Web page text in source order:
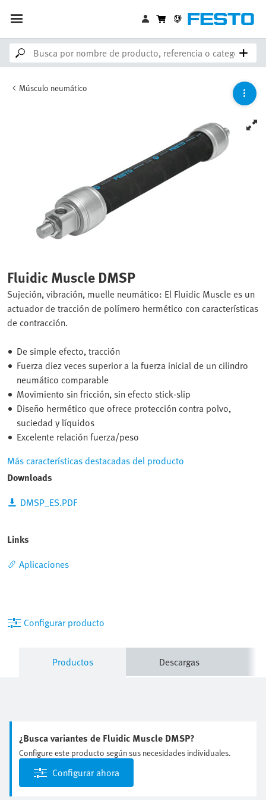
Músculo neumático
Fluidic Muscle DMSP
Sujeción, vibración, muelle neumático: El Fluidic Muscle es un
actuador de tracción de polímero hermético con características
de contracción.
De simple efecto, tracción
Fuerza diez veces superior a la fuerza inicial de un cilindro
neumático comparable
Movimiento sin fricción, sin efecto stick-slip
Diseño hermético que ofrece protección contra polvo,
suciedad y líquidos
Excelente relación fuerza/peso
Más características destacadas del producto
Downloads
DMSP_ES.PDF
Links
Aplicaciones
Configurar producto
Productos Descargas
¿Busca variantes de Fluidic Muscle DMSP?
Configure este producto según sus necesidades individuales.
Configurar ahora